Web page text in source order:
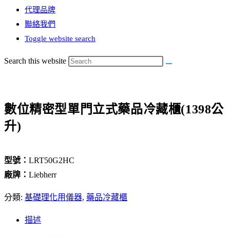
代理品牌
聯絡我們
Toggle website search
Search this website
數位精密型單門立式藥品冷藏櫃(1398公
升)
型號： LRT50G2HC
廠牌： Liebherr
分類: 基礎理化用儀器, 藥品冷藏櫃
描述